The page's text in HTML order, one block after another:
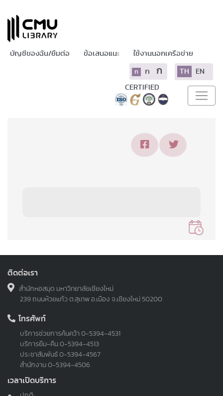
บัญชีของฉัน/ยืมต่อ ข้อเสนอแนะ ใช้งานนอกเครือข่าย
ก ก ก TH EN
CERTIFIED
ติดต่อเรา
สำนักหอสมุด มหาวิทยาลัยเชียงใหม่
239 ถนนห้วยแก้ว ต.สุเทพ อ.เมือง จ.เชียงใหม่ 50200
โทรศัพท์
บริการช่วยการค้นคว้า 0-5394-4531
บริการยืม-คืน 0-5394-4513
ประชาสัมพันธ์ 0-5394-4567
สำนักงาน 0-5394-4506
เวลาเปิดบริการ